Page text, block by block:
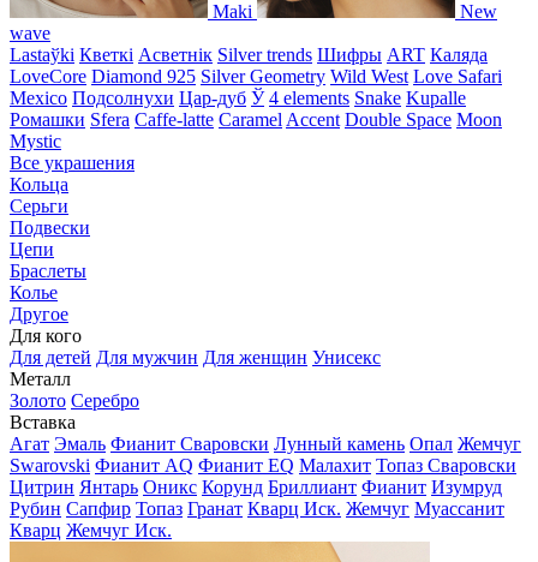
Maki
New
wave
Lastaўki Кветкі Асветнiк Silver trends Шифры ART Каляда
LoveCore Diamond 925 Silver Geometry Wild West Love Safari
Mexico Подсолнухи Цар-дуб Ў 4 elements Snake Kupalle
Ромашки Sfera Caffe-latte Caramel Accent Double Space Moon
Mystic
Все украшения
Кольца
Серьги
Подвески
Цепи
Браслеты
Колье
Другое
Для кого
Для детей Для мужчин Для женщин Унисекс
Металл
Золото Серебро
Вставка
Агат Эмаль Фианит Сваровски Лунный камень Опал Жемчуг
Swarovski Фианит AQ Фианит EQ Малахит Топаз Сваровски
Цитрин Янтарь Оникс Корунд Бриллиант Фианит Изумруд
Рубин Сапфир Топаз Гранат Кварц Иск. Жемчуг Муассанит
Кварц Жемчуг Иск.